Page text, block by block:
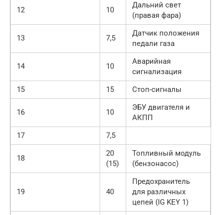
12 10
Дальний свет
(правая фара)
13 7,5
Датчик положения
педали газа
14 10
Аварийная
сигнализация
15
15 Стоп-сигналы
16 10
ЭБУ двигателя и
АКПП
17
7,5
18
20
(15)
Топливный модуль
(бензонасос)
19 40
Предохранитель
для различных
цепей (IG KEY 1)